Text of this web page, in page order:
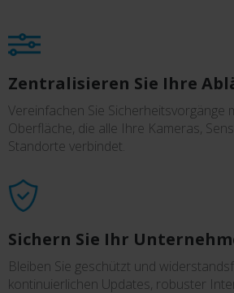
Zentralisieren Sie Ihre
Vereinfachen Sie Sicherheitsvorgänge
Oberfläche, die alle Ihre Kameras,
Standorte verbindet.
Sichern Sie Ihr
Bleiben Sie geschützt und
kontinuierlichen Updates, robuster